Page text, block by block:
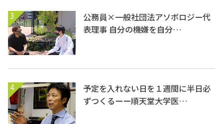
3
公務員×一般社団法アソボロジー代
表理事 自分の機嫌を自分…
4
予定を入れない日を１週間に半日必
ずつくるーー順天堂大学医…